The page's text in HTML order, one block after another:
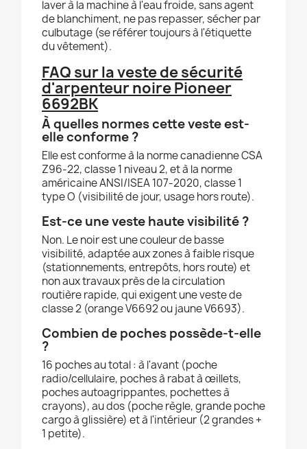
laver à la machine à l'eau froide, sans agent
de blanchiment, ne pas repasser, sécher par
culbutage (se référer toujours à l'étiquette
du vêtement).
FAQ sur la veste de sécurité
d'arpenteur noire Pioneer
6692BK
À quelles normes cette veste est-
elle conforme ?
Elle est conforme à la norme canadienne CSA
Z96-22, classe 1 niveau 2, et à la norme
américaine ANSI/ISEA 107-2020, classe 1
type O (visibilité de jour, usage hors route).
Est-ce une veste haute visibilité ?
Non. Le noir est une couleur de basse
visibilité, adaptée aux zones à faible risque
(stationnements, entrepôts, hors route) et
non aux travaux près de la circulation
routière rapide, qui exigent une veste de
classe 2 (orange V6692 ou jaune V6693).
Combien de poches possède-t-elle
?
16 poches au total : à l'avant (poche
radio/cellulaire, poches à rabat à œillets,
poches autoagrippantes, pochettes à
crayons), au dos (poche règle, grande poche
cargo à glissière) et à l'intérieur (2 grandes +
1 petite).